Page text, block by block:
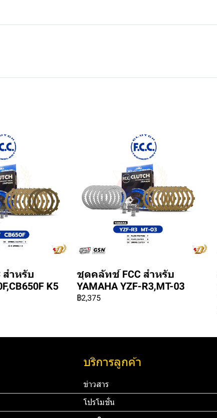
สำหรับ
K5
ชุดคลัทช์ FCC สำหรับ
YAMAHA YZF-R3,MT-03
฿2,375
บริการลูกค้า
ข่าวสาร
โปรโมชั่น